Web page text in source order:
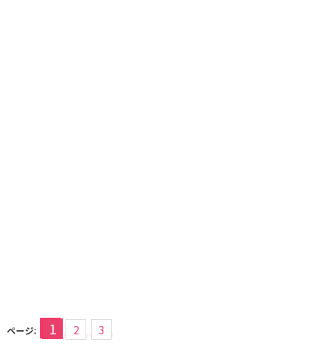
ページ: 1 2 3